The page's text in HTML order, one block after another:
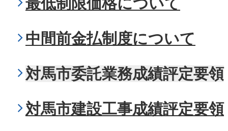
中間前金払制度について
対馬市委託業務成績評定要領
対馬市建設工事成績評定要領